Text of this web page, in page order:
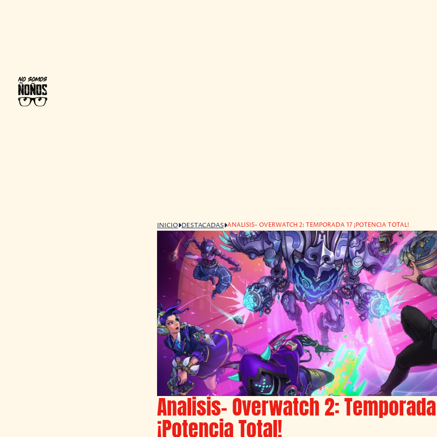
INICIO DESTACADAS ANALISIS- OVERWATCH 2: TEMPORADA 17 ¡POTENCIA TOTAL!
Analisis- Overwatch 2:
¡Potencia Total!